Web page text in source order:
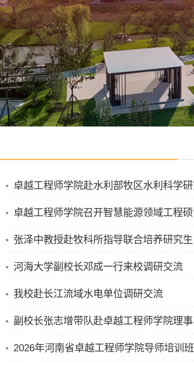
卓越工程师学院赴水利部牧区水利科学
卓越工程师学院召开智慧能源领域工程
张泽中教授赴牧科所指导联合培养研究生
河海大学副校长邓成一行来校调研交流
我校赴长江流域水电单位调研交流
副校长张志增带队赴卓越工程师学院理
2026年河南省卓越工程师学院导师培训